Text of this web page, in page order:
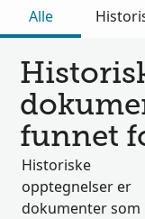
Alle
funnet
Historiske
opptegnelser er
dokumenter som